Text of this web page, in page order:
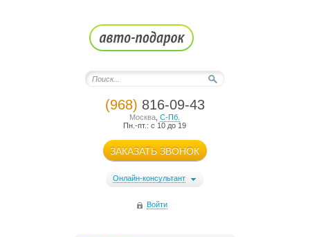
(968) 816-09-43
Москва ,С-Пб.
Пн.-пт.: с 10 до 19
ЗАКАЗАТЬ ЗВОНОК
Онлайн-консультант
Войти